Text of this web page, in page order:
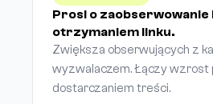
Prosi o zaobserwowanie
otrzymaniem linku.
Zwiększa obserwujących z
wyzwalaczem. Łączy wzrost
dostarczaniem treści.